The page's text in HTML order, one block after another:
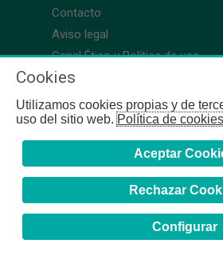
Contacto
Aviso legal
Canal Ético y Política de uso
Cookies
Utilizamos cookies propias y de
uso del sitio web.Política de cookies
Aceptar
Rechazar
Configurar